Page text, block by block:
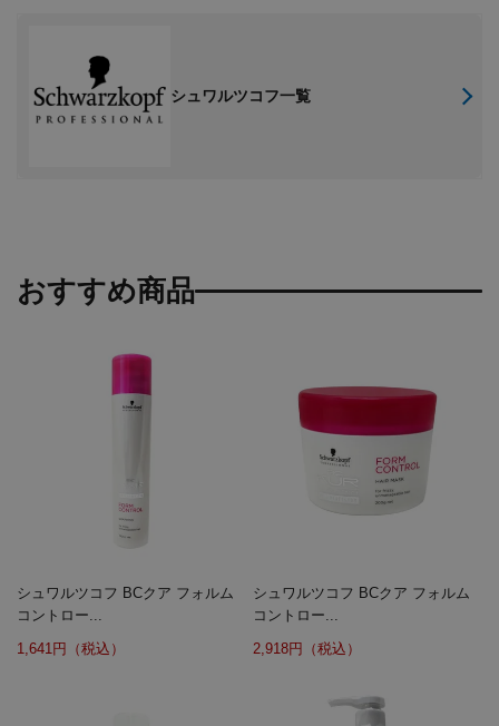
シュワルツコフ一覧
おすすめ商品
シュワルツコフ BCクア フォルム
コントロー...
1,641円（税込）
シュワルツコフ BCクア フォルム
コントロー...
2,918円（税込）